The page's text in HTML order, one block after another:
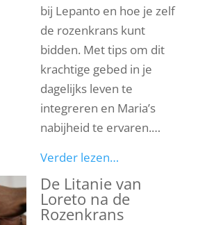
bij Lepanto en hoe je zelf
de rozenkrans kunt
bidden. Met tips om dit
krachtige gebed in je
dagelijks leven te
integreren en Maria’s
nabijheid te ervaren.…
Verder lezen…
De Litanie van
Loreto na de
Rozenkrans